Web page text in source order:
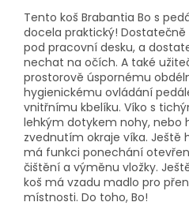
Tento koš Brabantia Bo s
docela praktický!
pod pracovní desku, a
nechat na očích. A také
prostorově úspornému
hygienickému ovládání
vnitřnímu kbelíku. Víko s
lehkým dotykem nohy, nebo
zvednutím okraje víka. Ještě
má funkci ponechání
čištění a výměnu vložky.
koš má vzadu madlo pro
místnosti. Do toho, Bo!